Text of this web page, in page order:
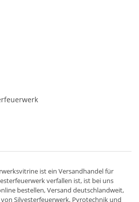
ist ein Versandhandelfür
verfallen ist, ist bei uns
bestellen,Versand deutschlandweit,
Silvesterfeuerwerk, Pyrotechnik und